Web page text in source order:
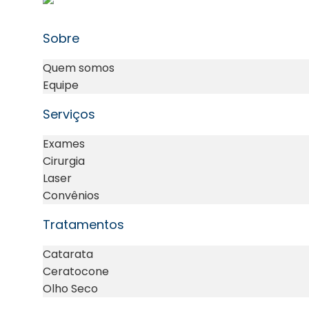
Sobre
Quem somos
Equipe
Serviços
Exames
Cirurgia
Laser
Convênios
Tratamentos
Catarata
Ceratocone
Olho Seco